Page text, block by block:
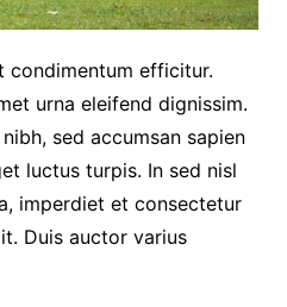
condimentum efficitur.
urna eleifend dignissim.
sed accumsan sapien
luctus turpis. In sed nisl
imperdiet et consectetur
Duis auctor varius